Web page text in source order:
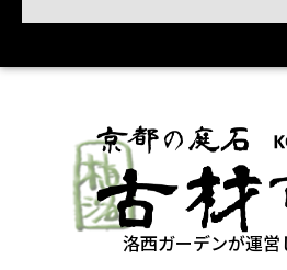
洛西ガーデンが運営